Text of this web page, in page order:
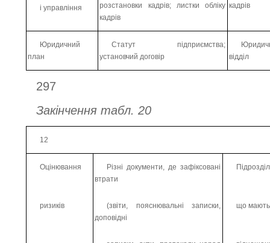
і управління
розстановки кадрів; листки обліку
кадрів
кадрів
Юридичний
план
Статут підприємства;
установчий договір
відділ
297
Закінчення табл. 20
12
Оцінювання
Різні документи, де зафіксовані
втрати
ризиків
(звіти, пояснювальні записки,
доповідні
що мають